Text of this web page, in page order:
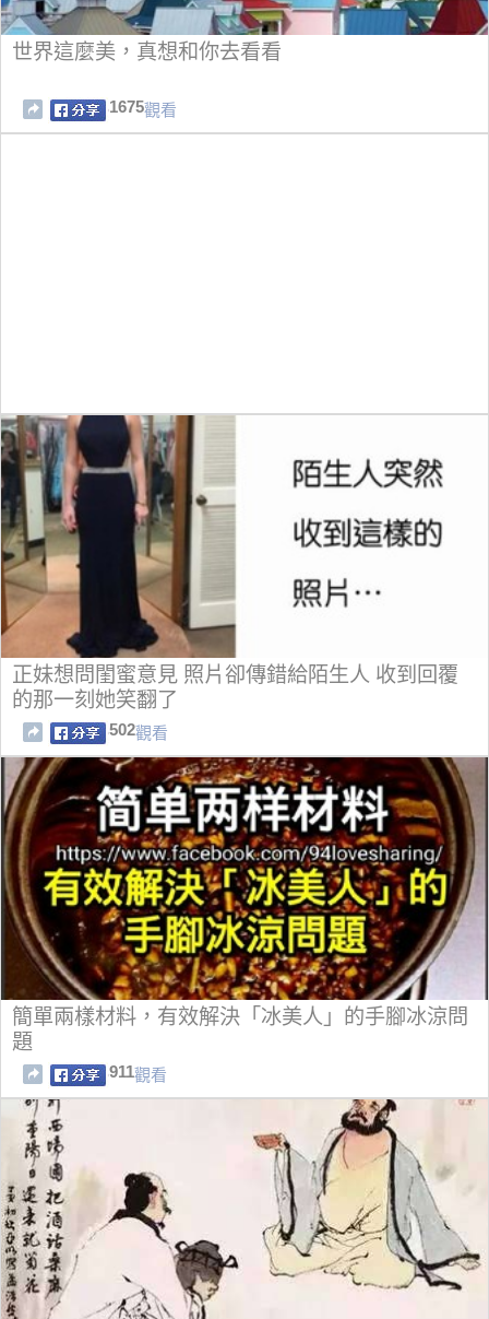
世界這麼美，真想和你去看看
1675觀看
正妹想問閨蜜意見 照片卻傳錯給陌生人 收到回覆
的那一刻她笑翻了
502觀看
簡單兩樣材料，有效解決「冰美人」的手腳冰涼問
題
911觀看